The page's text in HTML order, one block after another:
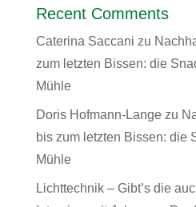
Recent Comments
Caterina Saccani zu
zum letzten Bissen: die
Mühle
Doris Hofmann-Langezu
bis zum letzten Bissen: die
Mühle
Lichttechnik – Gibt’s die